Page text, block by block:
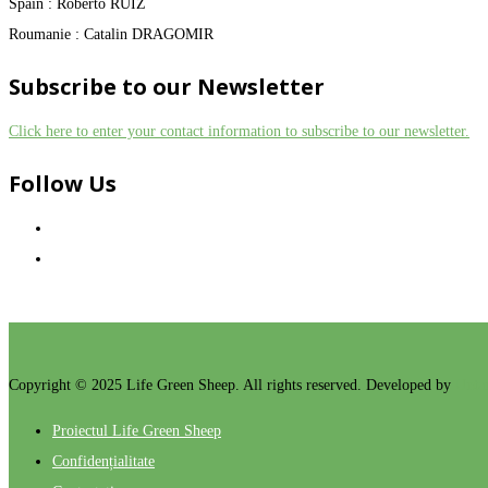
Spain : Roberto RUIZ
Roumanie : Catalin DRAGOMIR
Subscribe to our Newsletter
Click here to enter your contact information to subscribe to our newsletter.
Follow Us
Copyright © 2025 Life Green Sheep. All rights reserved. Developed by
Proiectul Life Green Sheep
Confidențialitate